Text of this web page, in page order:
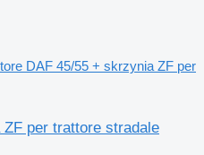
DAF 45/55 + skrzynia ZF per
per trattore stradale